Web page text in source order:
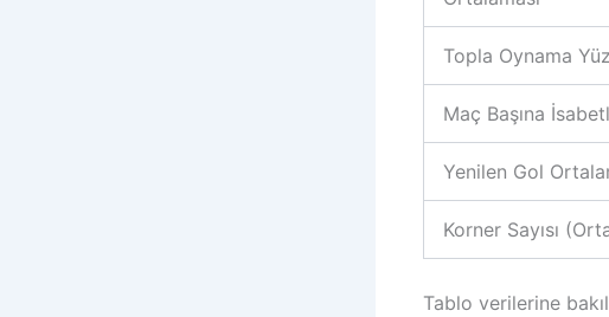
Topla Oynama
Maç Başına
Yenilen Gol
Korner Sayısı
Tablo verilerine